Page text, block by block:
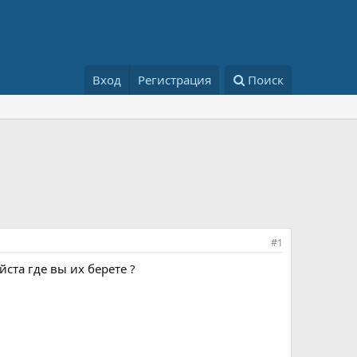
Вход Регистрация Поиск
#1
где вы их берете ?